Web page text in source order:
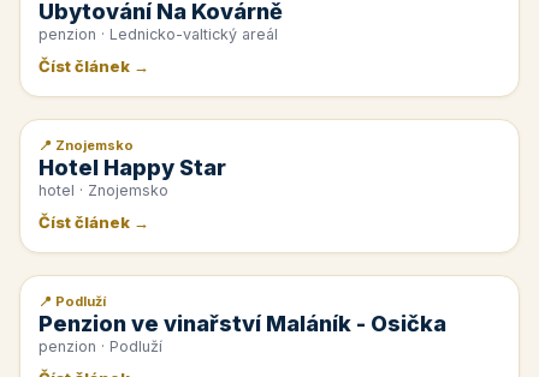
Ubytování Na Kovárně
penzion · Lednicko-valtický areál
Číst článek →
📰 PR článek
📍 Znojemsko
Hotel Happy Star
hotel · Znojemsko
Číst článek →
📰 PR článek
📍 Podluží
Penzion ve vinařství Maláník - Osička
penzion · Podluží